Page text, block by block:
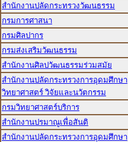
สำนักงานปลัดกระทรวงวัฒนธรรม
กรมการศาสนา
กรมศิลปากร
กรมส่งเสริมวัฒนธรรม
สำนักงานศิลปวัฒนธรรมร่วมสมัย
สำนักงานปลัดกระทรวงการอุดมศึกษา
วิทยาศาสตร์ วิจัยและนวัตกรรม
กรมวิทยาศาสตร์บริการ
สำนักงานปรมาณูเพื่อสันติ
สำนักงานปลัดกระทรวงการอุดมศึกษา